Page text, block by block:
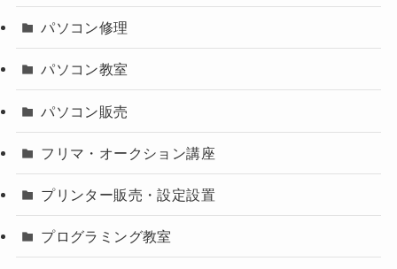
パソコン修理
パソコン教室
パソコン販売
フリマ・オークション講座
プリンター販売・設定設置
プログラミング教室